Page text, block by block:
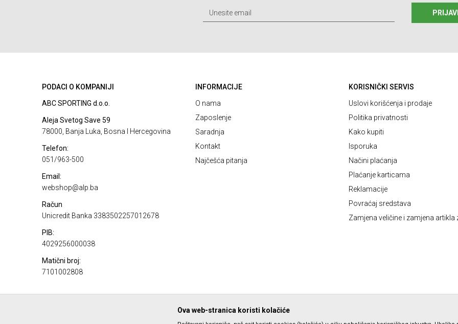
PODACI O KOMPANIJI
ABC SPORTING d.o.o.
Aleja Svetog Save 59
78000, Banja Luka, Bosna I Hercegovina
Telefon:
051/963-500
Email:
webshop@alp.ba
Račun
Unicredit Banka 3383502257012678
PIB:
4029256000038
Matični broj:
7101002808
INFORMACIJE
O nama
Zaposlenje
Saradnja
Kontakt
Najčešća pitanja
KORISNIČKI SERVIS
Uslovi korišćenja i prodaje
Politika privatnosti
Kako kupiti
Isporuka
Načini plaćanja
Plaćanje karticama
Reklamacije
Povraćaj sredstava
Zamjena veličine i zamjena artikla
Ova web-stranica koristi kolačiće